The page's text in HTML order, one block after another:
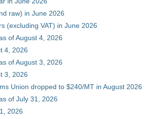
raw) in June 2026
(excluding VAT) in June 2026
of August 4, 2026
4, 2026
of August 3, 2026
3, 2026
Union dropped to $240/MT in August 2026
of July 31, 2026
2026